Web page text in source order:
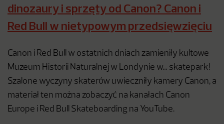
dinozaury i sprzęty od Canon? Canon i
Red Bull w nietypowym przedsięwzięciu
Canon i Red Bull w ostatnich dniach zamieniły kultowe
Muzeum Historii Naturalnej w Londynie w… skatepark!
Szalone wyczyny skaterów uwieczniły kamery Canon, a
materiał ten można zobaczyć na kanałach Canon
Europe i Red Bull Skateboarding na YouTube.